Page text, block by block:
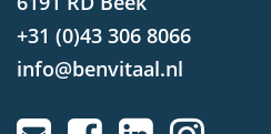
+31 (0)43 306 8066
info@benvitaal.nl